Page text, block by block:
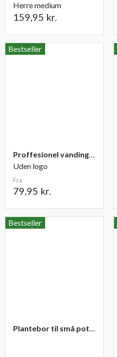
Herre medium
159,95 kr.
Bestseller
Proffesionel vandingspose 100 liter
Uden logo
Fra
79,95 kr.
Bestseller
Plantebor til små potter